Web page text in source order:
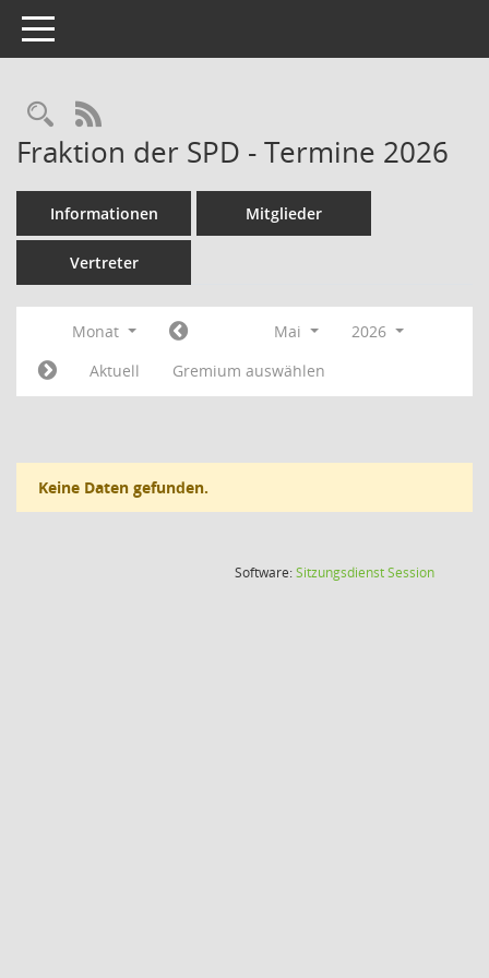
Toggle navigation
Rechercheauswahl
RSS-Feed
Fraktion der SPD - Termine 2026
Informationen Mitglieder
Vertreter
Monat Mai
2026
Aktuell
Gremium auswählen
Keine Daten gefunden.
Software:SitzungsdienstSession(Wird in